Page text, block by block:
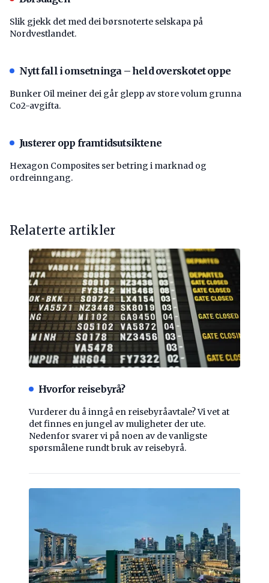
Slik gjekk det med dei børsnoterte selskapa på
Nordvestlandet.
Nytt fall i omsetninga – held overskotet oppe
Bunker Oil meiner dei går glepp av store volum grunna
Co2-avgifta.
Justerer opp framtidsutsiktene
Hexagon Composites ser betring i marknad og
ordreinngang.
Relaterte artikler
Hvorfor reisebyrå?
Vurderer du å inngå en reisebyråavtale? Vi vet at
det finnes en jungel av muligheter der ute.
Nedenfor svarer vi på noen av de vanligste
spørsmålene rundt bruk av reisebyrå.